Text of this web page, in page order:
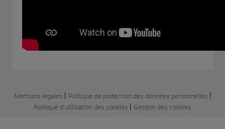
Mentions légales | Politique de protection des données personnelles |
Politique d'utilisation des cookies | Gestion des cookies